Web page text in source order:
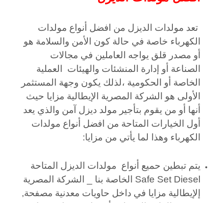
تعد مولدات الديزل من افضل أنواع مولدات
الكهرباء خاصة في حالة كون الأمن والسلامة هو
أو مصدر قلق يواجه العاملين في مجالات
الصناعة أو إدارة المنشئات والهيئات العملية
الخاصة أو الحكومية ،لذلك يكون وجهة المستثمر
الأولى هو الشركة المصرية الإيطالية مزايا حيث
أنها أو من يقوم بتأجير مولد ديزل آمن والذي يعد
أول الخيارات المتاحة من افضل أنواع مولدات
الكهرباء وهذا لما يأتي من مزايا:
يتم تبطين حميع أنواع مولدات الديزل المتاحة
Safe Set Diesel الخاصة بنا _ الشركة المصرية
إلإيطالية مزايا في داخل حاويات معدنية مصفحة,